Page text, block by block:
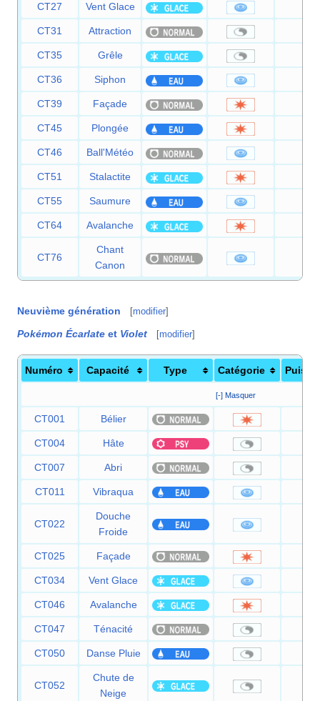
CT27 Vent Glace
CT31 Attraction
CT35 Grêle
CT36 Siphon
CT39 Façade
CT45 Plongée
CT46 Ball'Météo
CT51 Stalactite
CT55 Saumure
CT64 Avalanche
CT76
Chant
Canon
Neuvième génération [modifier]
Pokémon Écarlate et Violet [modifier]
Numéro Capacité Type Catégorie
[-] Masquer
CT001 Bélier
CT004 Hâte
CT007 Abri
CT011 Vibraqua
CT022
Douche
Froide
CT025 Façade
CT034 Vent Glace
CT046 Avalanche
CT047 Ténacité
CT050 Danse Pluie
CT052
Chute de
Neige